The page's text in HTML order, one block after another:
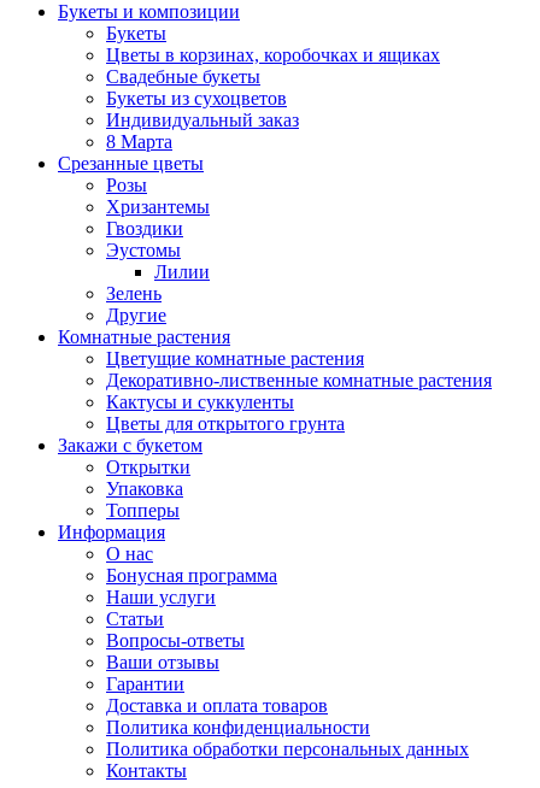
Букеты и композиции
Букеты
Цветы в корзинах, коробочках и ящиках
Свадебные букеты
Букеты из сухоцветов
Индивидуальный заказ
8 Марта
Срезанные цветы
Розы
Хризантемы
Гвоздики
Эустомы
Лилии
Зелень
Другие
Комнатные растения
Цветущие комнатные растения
Декоративно-лиственные комнатные растения
Кактусы и суккуленты
Цветы для открытого грунта
Закажи с букетом
Открытки
Упаковка
Топперы
Информация
О нас
Бонусная программа
Наши услуги
Статьи
Вопросы-ответы
Ваши отзывы
Гарантии
Доставка и оплата товаров
Политика конфиденциальности
Политика обработки персональных данных
Контакты